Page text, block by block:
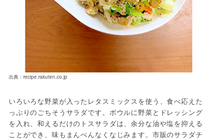
出典：recipe.rakuten.co.jp
いろいろな野菜が入ったレタスミックスを使う、食べ応えた
っぷりのごちそうサラダです。ボウルに野菜とドレッシング
を入れ、和えるだけのトスサラダは、余分な油や塩を抑える
ことができ、味もまんべんなくなじみます。市販のサラダチ